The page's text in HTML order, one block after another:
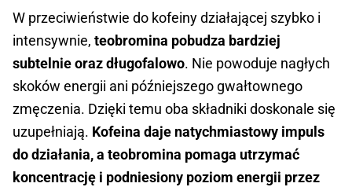
W przeciwieństwie do kofeiny działającej szybko i
intensywnie, teobromina pobudza bardziej
subtelnie oraz długofalowo. Nie powoduje nagłych
skoków energii ani późniejszego gwałtownego
zmęczenia. Dzięki temu oba składniki doskonale się
uzupełniają. Kofeina daje natychmiastowy impuls
do działania, a teobromina pomaga utrzymać
koncentrację i podniesiony poziom energii przez